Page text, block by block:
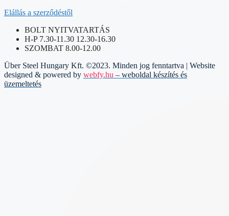
Elállás a szerződéstől
BOLT NYITVATARTÁS
H-P 7.30-11.30 12.30-16.30
SZOMBAT 8.00-12.00
Über Steel Hungary Kft. ©2023. Minden jog fenntartva | Website
designed & powered by webfy.hu – weboldal készítés és
üzemeltetés